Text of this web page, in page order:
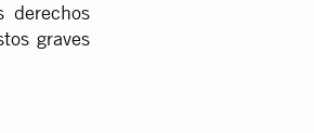
derechos
graves